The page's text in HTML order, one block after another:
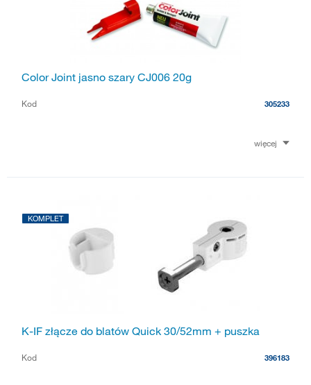
Color Joint jasno szary CJ006 20g
Kod 305233
więcej
KOMPLET
K-IF złącze do blatów Quick 30/52mm + puszka
Kod 396183